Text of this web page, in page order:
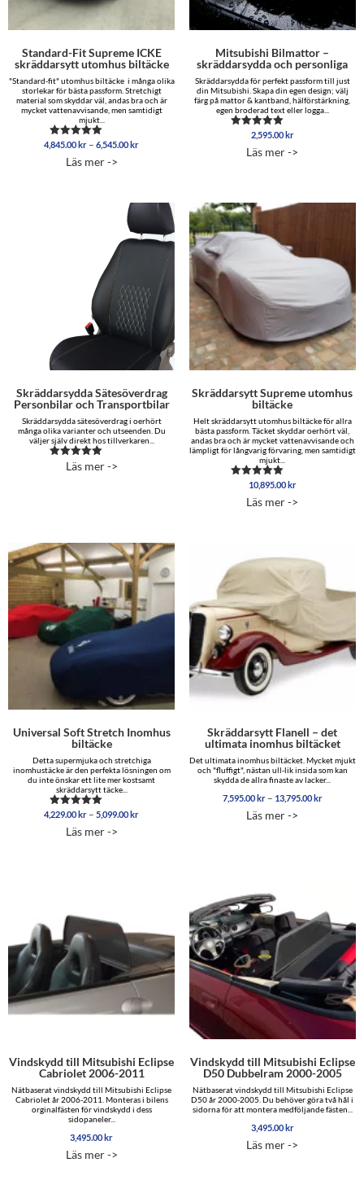
Standard-Fit Supreme ICKE
skräddarsytt utomhus biltäcke
"Standard-fit" utomhus biltäcke i många olika
storlekar för bästa passform. Stretchigt
material som skyddar väl, andas bra och är
mycket vattenavvisande, men samtidigt
mjukt...
Betygsatt
av 5
4,845.00 kr – 6,545.00 krPrisintervall:
Läs mer ->
Mitsubishi Bilmattor –
skräddarsydda och personliga
Skräddarsydda för perfekt passform till just
din Mitsubishi. Skapa din egen design; välj
färg på mattor & kantband, hälförstärkning,
egen broderad text eller logga...
Betygsatt
av 5
2,595.00 kr
Läs mer ->
Skräddarsydda Sätesöverdrag
Personbilar och Transportbilar
Skräddarsydda sätesöverdrag i oerhört
många olika varianter och utseenden. Du
väljer själv direkt hos tillverkaren...
Betygsatt
Läs mer ->
Skräddarsytt Supreme utomhus
biltäcke
Helt skräddarsytt utomhus biltäcke för allra
bästa passform. Täcket skyddar oerhört väl,
andas bra och är mycket vattenavvisande och
lämpligt för långvarig förvaring, men samtidigt
mjukt...
Betygsatt
av 5
10,895.00kr
Läs mer ->
Universal Soft Stretch Inomhus
biltäcke
Detta supermjuka och stretchiga
inomhustäcke är den perfekta lösningen om
du inte önskar ett lite mer kostsamt
skräddarsytt täcke...
Betygsatt
av 5
4,229.00kr – 5,099.00krPrisintervall:
Läs mer ->
Skräddarsytt Flanell – det
ultimata inomhus biltäcket
Det ultimata inomhus biltäcket. Mycket mjukt
och "fluffigt", nästan ull-lik insida som kan
skydda de allra finaste av lacker...
7,595.00kr – 13,795.00kr
Läs mer ->
Vindskydd till Mitsubishi Eclipse
Cabriolet 2006-2011
Nätbaserat vindskydd till Mitsubishi Eclipse
Cabriolet år 2006-2011. Monteras i bilens
orginalfästen för vindskydd i dess
sidopaneler...
3,495.00 kr
Läs mer ->
Vindskydd till Mitsubishi Eclipse
D50 Dubbelram 2000-2005
Nätbaserat vindskydd till Mitsubishi Eclipse
D50 år 2000-2005. Du behöver göra två hål i
sidorna för att montera medföljande fästen...
3,495.00 kr
Läs mer ->